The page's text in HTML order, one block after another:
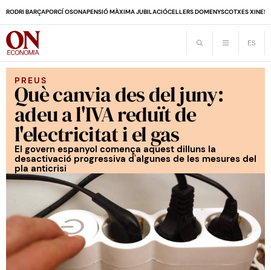
RODRI BARÇAPORCÍ OSONAPENSIÓ MÀXIMA JUBILACIÓCELLERS DOMENYSCOTXES
PREUS
Què canvia des del juny:
adeu a l'IVA reduït de
l'electricitat i el gas
El govern espanyol comença aquest dilluns la
desactivació progressiva d'algunes de les mesures del
pla anticrisi